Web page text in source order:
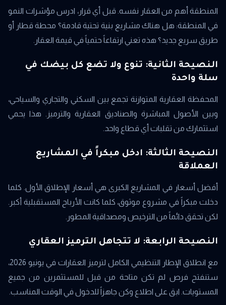
المنطقة أهم من العقار نفسه. قبل أي قرار، ادرس مؤشرات النمو
في المنطقة: هل هناك مشاريع بنية تحتية قادمة؟ محطة قطار أو
طريق سريع جديد؟ هذه تعني ارتفاعاً حتمياً في قيمة العقار.
النصيحة الثانية: تنوع ولا تضع كل بيضك في
سلة واحدة
المحفظة العقارية المتوازنة تجمع بين السكني والتجاري والسياحي،
وبين الأصول المباشرة والصناديق العقارية والترميز. هذا يحمي
استثمارك من تقلبات أي قطاع واحد.
النصيحة الثالثة: ادخل مبكراً في المشاريع
العملاقة
أفضل أسعار في المشاريع الكبرى هي أسعار الإطلاق الأول. كلما
دخلت مبكراً في مشروع موثوق، كلما كانت الأرباح المستقبلية أكبر.
لكن تحقق دائماً من الترخيص ومصداقية المطور.
النصيحة الرابعة: لا تتجاهل الترميز العقاري
مع انطلاق الإطار التنظيمي الكامل لترميز العقارات في يونيو 2026،
ستنفتح فرص لم تكن متاحة من قبل للمستثمرين من جميع
المستويات. ابق على اطلاع وكن جاهزاً للدخول في الوقت المناسب.